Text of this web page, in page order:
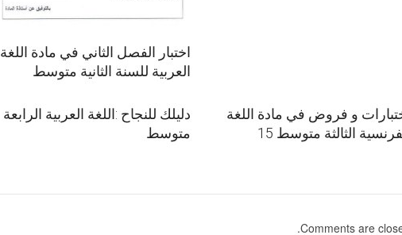
اختبار الفصل الثاني في مادة اللغة
العربية للسنة الثانية متوسط
دليلك للنجاح :اللغة العربية الرابعة
متوسط
و فروض في مادة اللغة
الثالثة متوسط 15
Comments are